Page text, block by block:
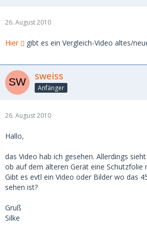
26. August 2010
Hier gibt es ein Vergleich-Video altes/
sweiss
Anfänger
26. August 2010
Hallo,
das Video hab ich gesehen. Allerdings
ob auf dem älteren Gerät eine Schutzfolie
Gibt es evtl ein Video oder Bilder wo das
sehen ist?
Gruß
Silke